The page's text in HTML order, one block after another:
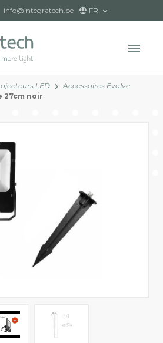
info@integratech.be FR
LED
Accessoires Evolve
27cm noir